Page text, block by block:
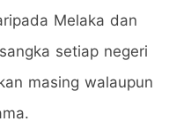
Melaka dan
setiap negeri
masing walaupun